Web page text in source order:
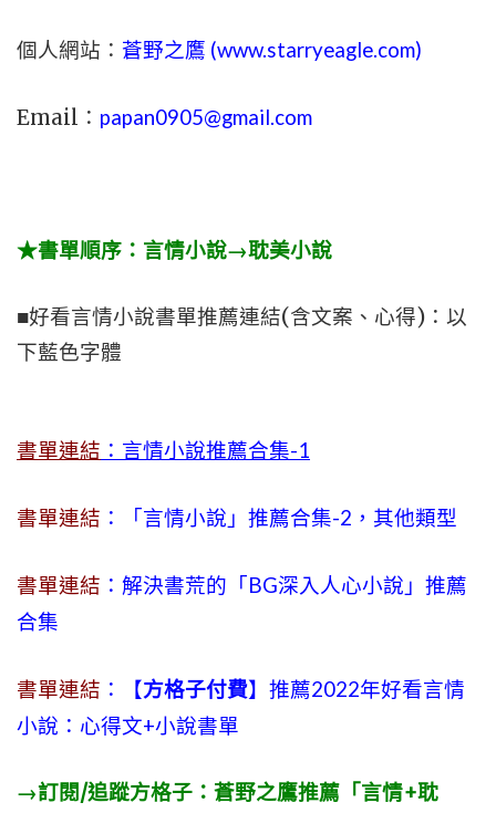
個人網站： 蒼野之鷹 (www.starryeagle.com)
Email： papan0905@gmail.com
★書單順序：言情小說→耽美小說
■好看言情小說書單推薦連結(含文案、心得)：以
下藍色字體
書單連結 ：言情小說推薦合集-1
書單連結 ：「言情小說」推薦合集-2，其他類型
書單連結 ：解決書荒的「BG深入人心小說」推薦
合集
書單連結 ：【方格子付費】推薦2022年好看言情
小說：心得文+小說書單
→訂閱/追蹤方格子：蒼野之鷹推薦「言情+耽